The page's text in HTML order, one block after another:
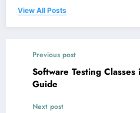
View All Posts
Previous post
Software Testing
Guide
Next post